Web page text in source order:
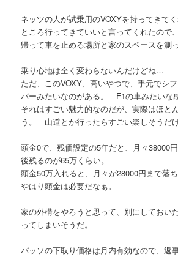
ネッツの人が試乗用のVOXYを持ってきて
ところ行ってきていいと言ってくれたので
帰って車を止める場所と家のスペースを測っ
乗り心地は全く変わらないんだけどね…
ただ、このVOXY、高いやつで、手元でシ
バーみたいなのがある。 F1の車みたいな
それはすごい魅力的なのだが、実際はほと
う。 山道とか行ったらすごい楽しそう
頭金0で、残価設定の5年だと、月々38000
後残るのが65万くらい。
頭金50万入れると、月々が28000円まで落ち
やはり頭金は必要だなぁ。
家の外構をやろうと思って、別にしておい
ってしまいそうだ。
パッソの下取り価格は月内有効なので、返